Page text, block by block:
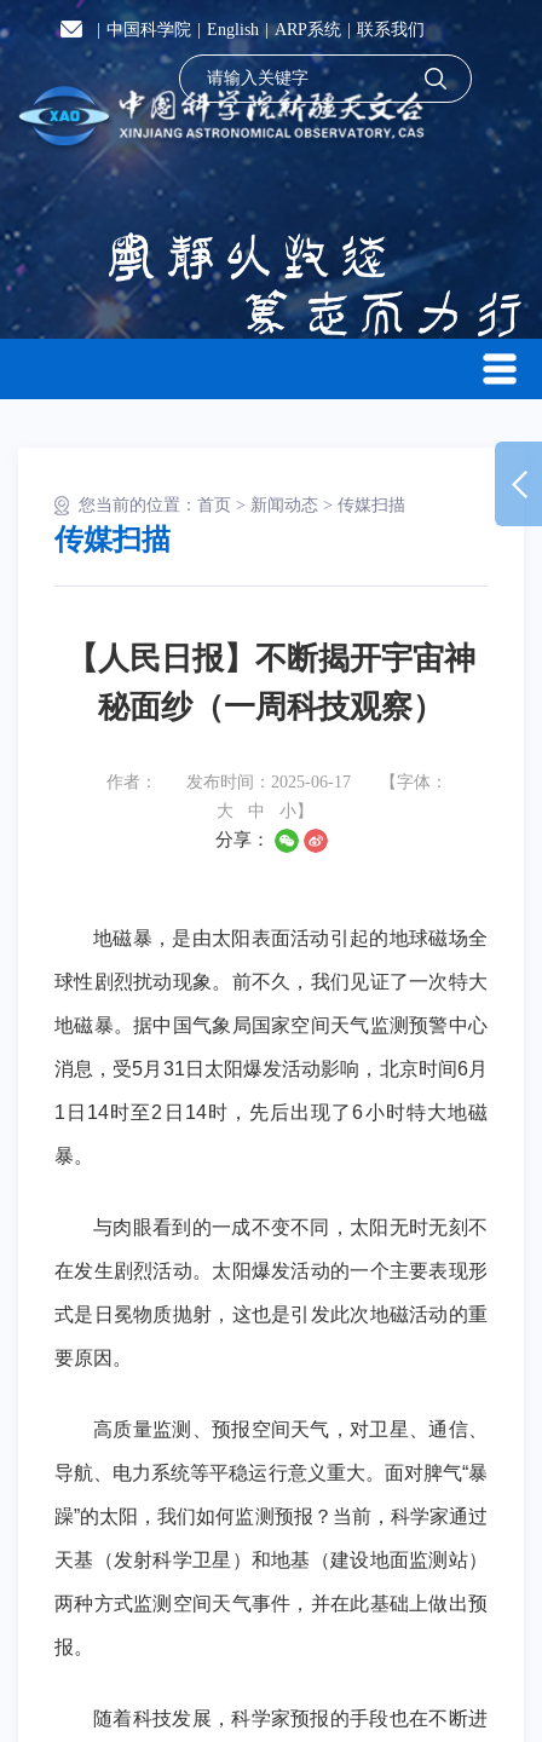
中国科学院 English |ARP系统 联系我们
您当前的位置： 首页 > 新闻动态 > 传媒扫描
传媒扫描
【人民日报】不断揭开宇宙神
秘面纱（一周科技观察）
作者： 发布时间：2025-06-17
【字体：
大
中 小 】
分享：
地磁暴，是由太阳表面活动引起的地球磁场全
球性剧烈扰动现象。前不久，我们见证了一次特大
地磁暴。据中国气象局国家空间天气监测预警中心
消息，受5月31日太阳爆发活动影响，北京时间6月
1日14时至2日14时，先后出现了6小时特大地磁
暴。
与肉眼看到的一成不变不同，太阳无时无刻不
在发生剧烈活动。太阳爆发活动的一个主要表现形
式是日冕物质抛射，这也是引发此次地磁活动的重
要原因。
高质量监测、预报空间天气，对卫星、通信、
导航、电力系统等平稳运行意义重大。面对脾气“暴
躁”的太阳，我们如何监测预报？当前，科学家通过
天基（发射科学卫星）和地基（建设地面监测站）
两种方式监测空间天气事件，并在此基础上做出预
报。
随着科技发展，科学家预报的手段也在不断进